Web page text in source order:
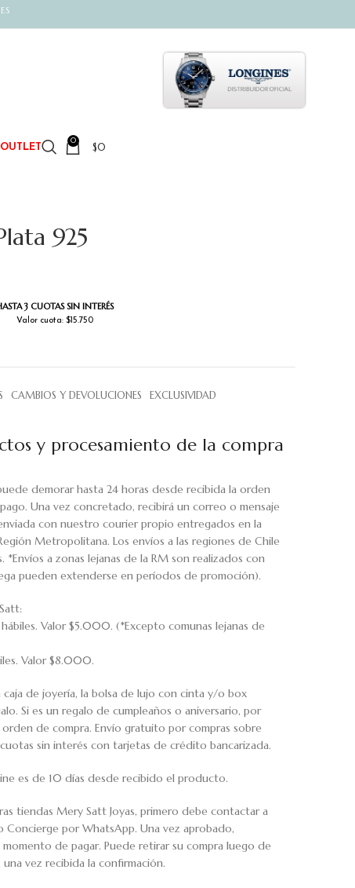
OUTLET
0 $0
925
3 CUOTAS SIN INTERÉS
Valor cuota: $15.750
CAMBIOS Y DEVOLUCIONES EXCLUSIVIDAD
y procesamiento de la compra
demorar hasta 24 horas desde recibida la orden
Una vez concretado, recibirá un correo o mensaje
con nuestro courier propio entregados en la
Metropolitana. Los envíos a las regiones de Chile
*Envíos a zonas lejanas de la RM son realizados con
pueden extenderse en períodos de promoción).
Valor $5.000. (*Excepto comunas lejanas de
Valor $8.000.
caja de joyería, la bolsa de lujo con cinta y/o box
Si es un regalo de cumpleaños o aniversario, por
de compra. Envío gratuito por compras sobre
sin interés con tarjetas de crédito bancarizada.
es de 10 días desde recibido el producto.
tiendas Mery Satt Joyas, primero debe contactar a
por WhatsApp. Una vez aprobado,
de pagar. Puede retirar su compra luego de
vez recibida la confirmación.